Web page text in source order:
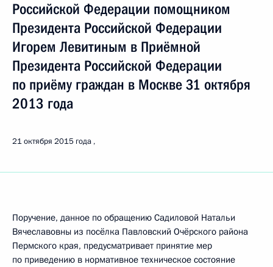
Российской Федерации помощником
Президента Российской Федерации
Игорем Левитиным в Приёмной
Президента Российской Федерации
по приёму граждан в Москве 31 октября
2013 года
21 октября 2015 года
Поручение, данное по обращению Садиловой Натальи
Вячеславовны из посёлка Павловский Очёрского района
Пермского края, предусматривает принятие мер
по приведению в нормативное техническое состояние